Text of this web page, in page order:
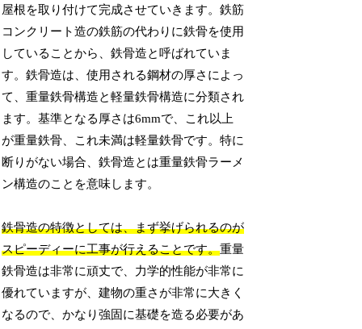
屋根を取り付けて完成させていきます。鉄筋
コンクリート造の鉄筋の代わりに鉄骨を使用
していることから、鉄骨造と呼ばれていま
す。鉄骨造は、使用される鋼材の厚さによっ
て、重量鉄骨構造と軽量鉄骨構造に分類され
ます。基準となる厚さは6mmで、これ以上
が重量鉄骨、これ未満は軽量鉄骨です。特に
断りがない場合、鉄骨造とは重量鉄骨ラーメ
ン構造のことを意味します。
鉄骨造の特徴としては、まず挙げられるのが
スピーディーに工事が行えることです。重量
鉄骨造は非常に頑丈で、力学的性能が非常に
優れていますが、建物の重さが非常に大きく
なるので、かなり強固に基礎を造る必要があ